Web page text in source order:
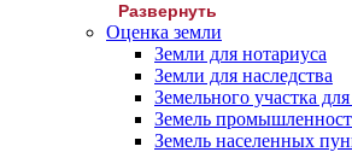
Развернуть
Оценка земли
Земли для нотариуса
Земли для наследства
Земельного участка
Земель
Земель населенных